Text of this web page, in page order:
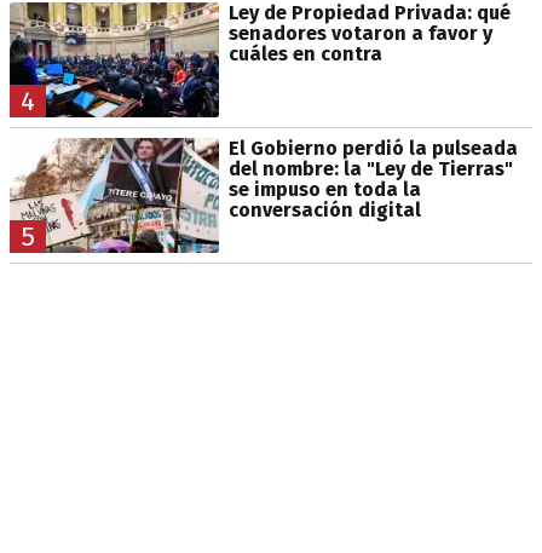
4
Ley de Propiedad Privada: qué
senadores votaron a favor y
cuáles en contra
5
El Gobierno perdió la pulseada
del nombre: la "Ley de Tierras"
se impuso en toda la
conversación digital